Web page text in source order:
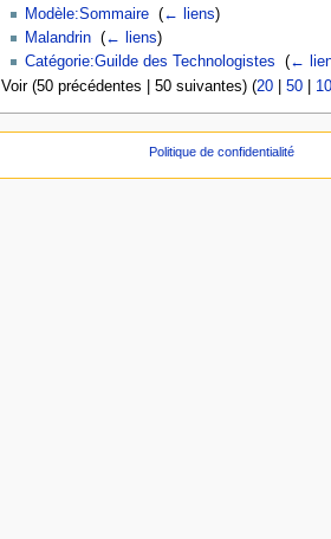
Modèle:Sommaire‎ (← liens)
Malandrin‎ (← liens)
Catégorie:Guilde des Technologistes
(←
Voir (50 précédentes | 50 suivantes) (20| 50|
Politique de confidentialité